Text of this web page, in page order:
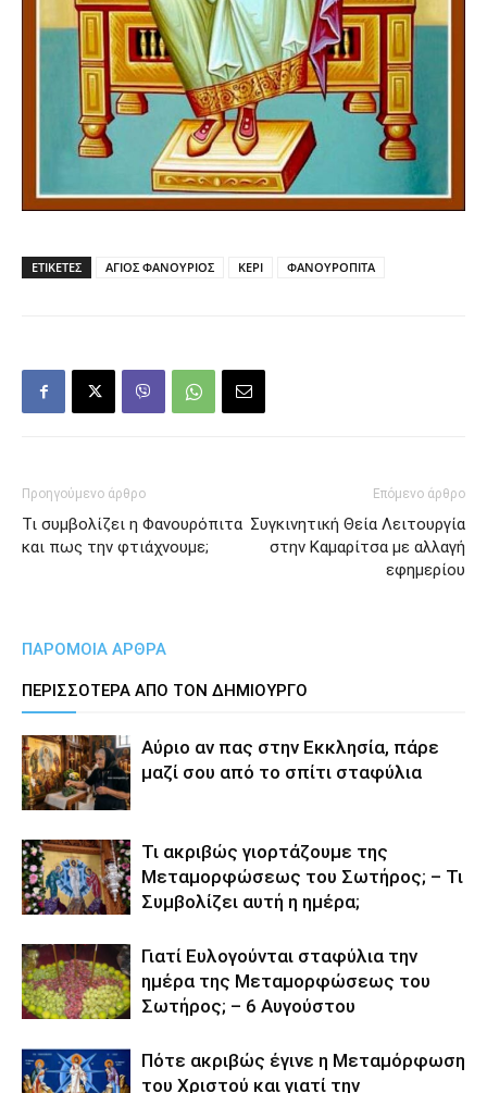
ΕΤΙΚΕΤΕΣ ΑΓΙΟΣ ΦΑΝΟΥΡΙΟΣ ΚΕΡΙ ΦΑΝΟΥΡΟΠΙΤΑ
Προηγούμενο άρθρο
Τι συμβολίζει η Φανουρόπιτα
και πως την φτιάχνουμε;
Επόμενο άρθρο
Συγκινητική Θεία Λειτουργία
στην Καμαρίτσα με αλλαγή
εφημερίου
ΠΑΡΟΜΟΙΑ ΑΡΘΡΑ
ΠΕΡΙΣΣΟΤΕΡΑ ΑΠΟ ΤΟΝ ΔΗΜΙΟΥΡΓΟ
Αύριο αν πας στην Εκκλησία, πάρε
μαζί σου από το σπίτι σταφύλια
Τι ακριβώς γιορτάζουμε της
Μεταμορφώσεως του Σωτήρος; – Τι
Συμβολίζει αυτή η ημέρα;
Γιατί Ευλογούνται σταφύλια την
ημέρα της Μεταμορφώσεως του
Σωτήρος; – 6 Αυγούστου
Πότε ακριβώς έγινε η Μεταμόρφωση
του Χριστού και γιατί την